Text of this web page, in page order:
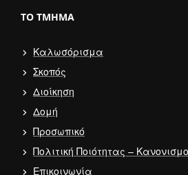
ΤΟ ΤΜΉΜΑ
Καλωσόρισμα
Σκοπός
Διοίκηση
Δομή
Προσωπικό
Πολιτική Ποιότητας –
Επικοινωνία